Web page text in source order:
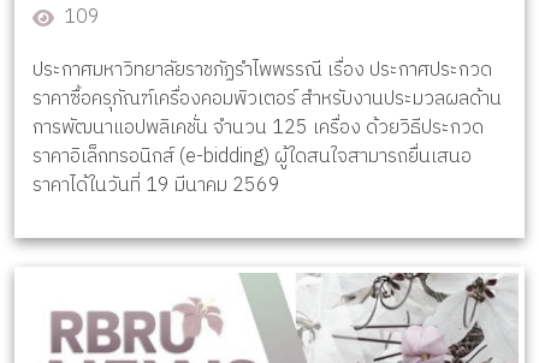
109
ประกาศมหาวิทยาลัยราชภัฏรำไพพรรณี เรื่อง ประกาศประกวด
ราคาซื้อครุภัณฑ์เครื่องคอมพิวเตอร์ สำหรับงานประมวลผลด้าน
การพัฒนาแอปพลิเคชั่น จำนวน 125 เครื่อง ด้วยวิธีประกวด
ราคาอิเล็กทรอนิกส์ (e-bidding) ผู้ใดสนใจสามารถยื่นเสนอ
ราคาได้ในวันที่ 19 มีนาคม 2569